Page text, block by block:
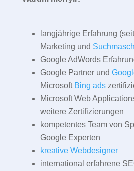
langjährige Erfahrung
Marketing und
Google AdWords
Google Partner und
Microsoft Bing ads
Microsoft Web
weitere Zertifizierungen
kompetentes Team von
Google Experten
kreative Webdesigner
international erfahrene